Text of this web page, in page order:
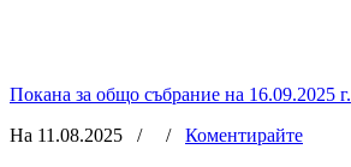
Покана за общо събрание на 16.09.2025 г.
На 11.08.2025
/ / Коментирайте